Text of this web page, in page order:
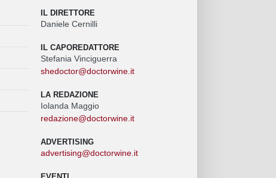
IL DIRETTORE
Daniele Cernilli
IL CAPOREDATTORE
Stefania Vinciguerra
shedoctor@doctorwine.it
LA REDAZIONE
Iolanda Maggio
redazione@doctorwine.it
ADVERTISING
advertising@doctorwine.it